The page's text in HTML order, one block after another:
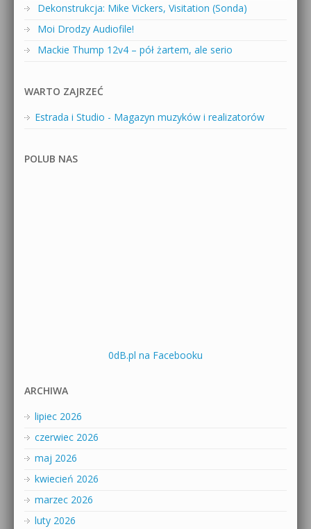
Dekonstrukcja: Mike Vickers, Visitation (Sonda)
Moi Drodzy Audiofile!
Mackie Thump 12v4 – pół żartem, ale serio
WARTO ZAJRZEĆ
Estrada i Studio - Magazyn muzyków i realizatorów
POLUB NAS
0dB.pl na Facebooku
ARCHIWA
lipiec 2026
czerwiec 2026
maj 2026
kwiecień 2026
marzec 2026
luty 2026